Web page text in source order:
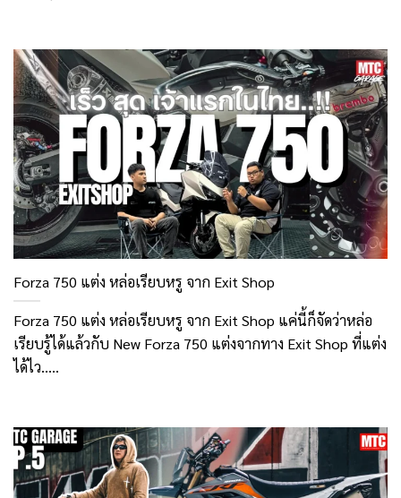
Forza 750 แต่ง หล่อเรียบหรู จาก Exit Shop
Forza 750 แต่ง หล่อเรียบหรู จาก Exit Shop แค่นี้ก็จัดว่าหล่อ
เรียบรู้ได้แล้วกับ New Forza 750 แต่งจากทาง Exit Shop ที่แต่ง
ได้ไว.....